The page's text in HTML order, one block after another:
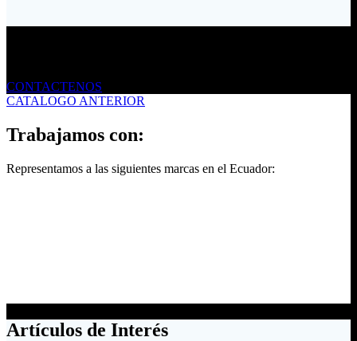
CONTACTENOS
CATALOGO ANTERIOR
Trabajamos con:
Representamos a las siguientes marcas en el Ecuador:
Artículos de Interés